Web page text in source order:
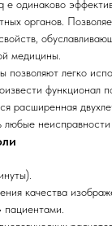
e одинаково
органов.
медицины.
легко
качества